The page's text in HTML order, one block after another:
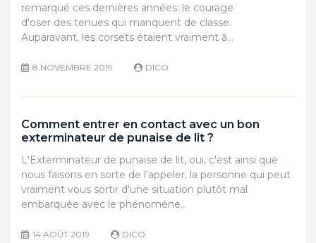
remarqué ces dernières années: le courage
d'oser des tenues qui manquent de classe.
Auparavant, les corsets étaient vraiment à…
8 NOVEMBRE 2019 DICO
Comment entrer en contact avec un bon
exterminateur de punaise de lit ?
L'Exterminateur de punaise de lit, oui, c'est ainsi que
nous faisons en sorte de l'appeler, la personne qui peut
vraiment vous sortir d'une situation plutôt mal
embarquée avec le phénomène…
14 AOÛT 2019 DICO